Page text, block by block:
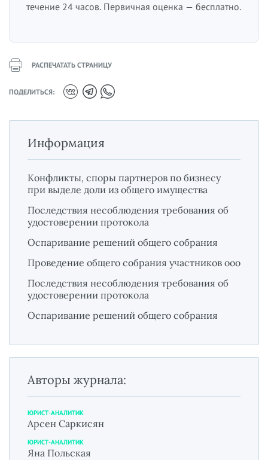
течение 24 часов. Первичная оценка — бесплатно.
РАСПЕЧАТАТЬ СТРАНИЦУ
ПОДЕЛИТЬСЯ:
Информация
Конфликты, споры партнеров по бизнесу
при выделе доли из общего имущества
Последствия несоблюдения требования об
удостоверении протокола
Оспаривание решений общего собрания
Проведение общего собрания участников ооо
Последствия несоблюдения требования об
удостоверении протокола
Оспаривание решений общего собрания
Авторы журнала:
ЮРИСТ-АНАЛИТИК
Арсен Саркисян
ЮРИСТ-АНАЛИТИК
Яна Польская